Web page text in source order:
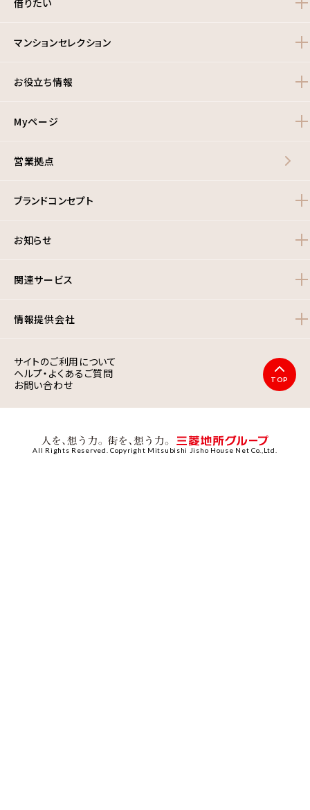
借りたい
マンションセレクション
お役立ち情報
Myページ
営業拠点
ブランドコンセプト
お知らせ
関連サービス
情報提供会社
サイトのご利用について
ヘルプ・よくあるご質問
お問い合わせ
TOP
All Rights Reserved. Copyright Mitsubishi Jisho House Net Co.,Ltd.